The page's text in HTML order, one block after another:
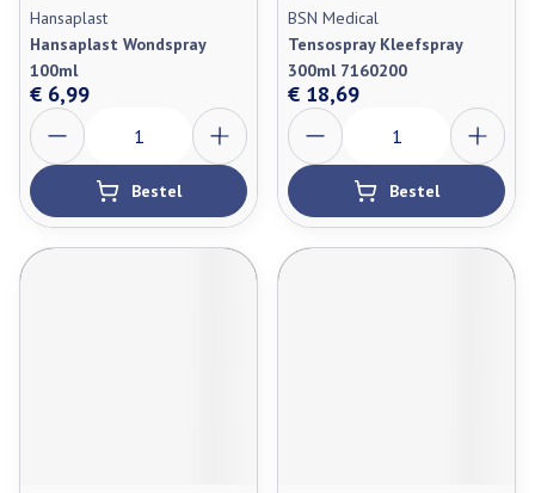
Hansaplast
Hansaplast Wondspray
100ml
€ 6,99
Aantal
Bestel
BSN Medical
Tensospray Kleefspray
300ml 7160200
€ 18,69
Aantal
Bestel